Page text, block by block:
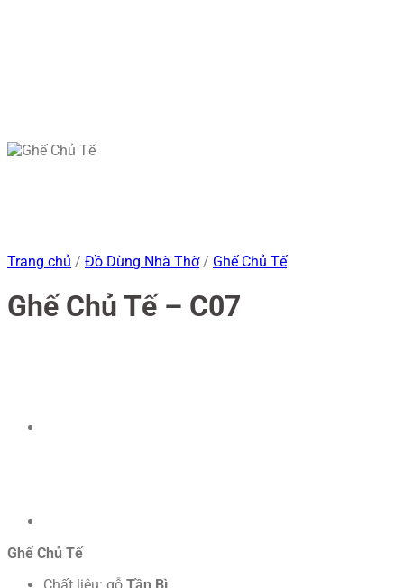
Trang chủ / Đồ Dùng Nhà Thờ / Ghế Chủ Tế
Ghế Chủ Tế – C07
Ghế Chủ Tế